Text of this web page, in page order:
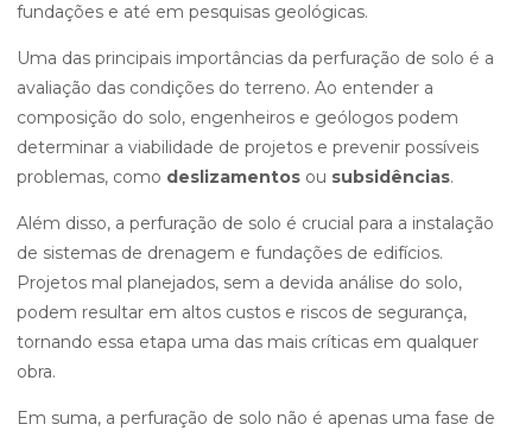
fundações e até em pesquisas geológicas.
Uma das principais importâncias da perfuração de solo é a
avaliação das condições do terreno. Ao entender a
composição do solo, engenheiros e geólogos podem
determinar a viabilidade de projetos e prevenir possíveis
problemas, como deslizamentos ou subsidências.
Além disso, a perfuração de solo é crucial para a instalação
de sistemas de drenagem e fundações de edifícios.
Projetos mal planejados, sem a devida análise do solo,
podem resultar em altos custos e riscos de segurança,
tornando essa etapa uma das mais críticas em qualquer
obra.
Em suma, a perfuração de solo não é apenas uma fase de